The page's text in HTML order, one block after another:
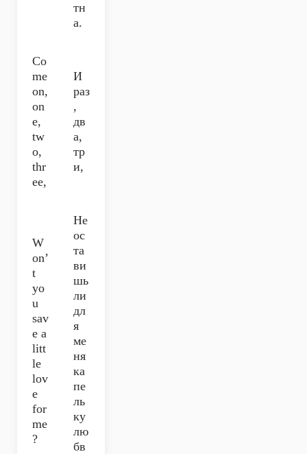
тн
а.
Co
me
on,
on
e,
tw
o,
thr
ee,
И
раз
,
дв
а,
тр
и,
W
on’
t
yo
u
sav
e a
litt
le
lov
e
for
me
?
Не
ос
та
ви
шь
ли
дл
я
ме
ня
ка
пе
ль
ку
лю
бв